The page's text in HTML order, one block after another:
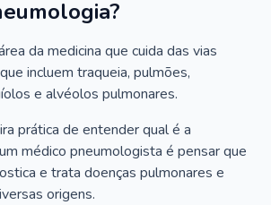
da medicina que cuida das vias
incluem traqueia, pulmões,
e alvéolos pulmonares.
prática de entender qual é a
médico pneumologista é pensar que
e trata doenças pulmonares e
origens.